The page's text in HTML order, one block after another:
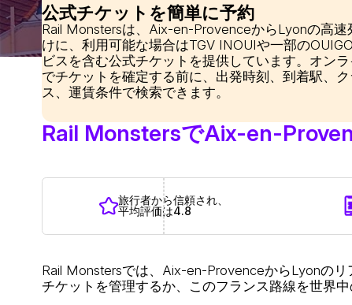
公式チケットを簡単に予約
Rail Monstersは、Aix-en-ProvenceからLyonの高速
けに、利用可能な場合はTGV INOUIや一部の
ビスを含む公式チケットを提供しています。オンラ
でチケットを確定する前に、出発時刻、到着駅、ク
ス、運賃条件で検索できます。
Rail MonstersでAix-en-
旅行者から信頼され、
平均評価は4.8
Rail Monstersでは、Aix-en-ProvenceからLyonの
チケットを管理するか、このフランス路線を世界